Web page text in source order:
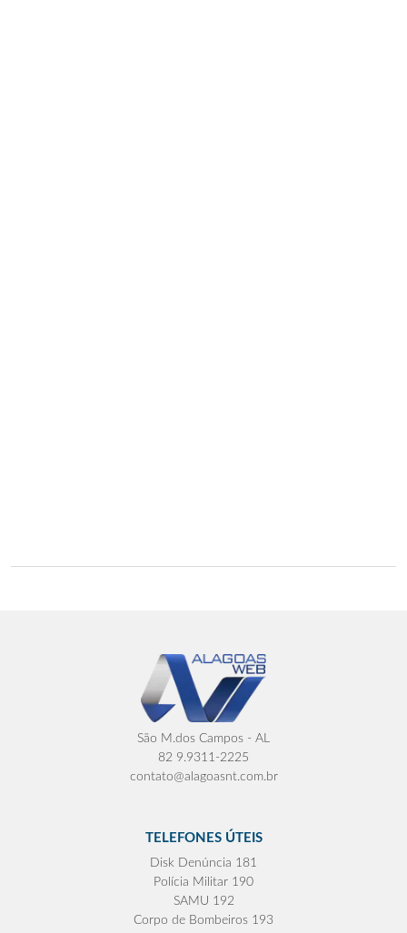
São M.dos Campos - AL
82 9.9311-2225
contato@alagoasnt.com.br
TELEFONES ÚTEIS
Disk Denúncia 181
Polícia Militar 190
SAMU 192
Corpo de Bombeiros 193